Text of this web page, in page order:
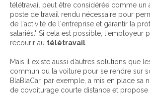
télétravail peut être considérée comme un
poste de travail rendu nécessaire pour
de l'activité de l'entreprise et garantir la
salariés." Si cela est possible, l'employeur
recourir au télétravail
Mais il existe aussi d’autres solutions que
commun ou la voiture pour se rendre sur
BlaBlaCar, par exemple, a mis en place sa
de covoiturage courte distance et propose